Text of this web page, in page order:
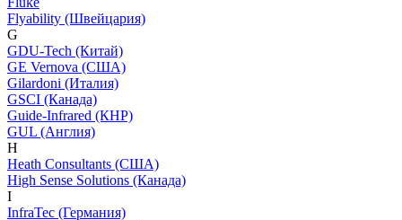
Flyability (Швейцария)
G
GDU-Tech (Китай)
GE Vernova (США)
Gilardoni (Италия)
GSCI (Канада)
Guide-Infrared (КНР)
GUL (Англия)
H
Heath Consultants (США)
High Sense Solutions (Канада)
I
InfraTec (Германия)